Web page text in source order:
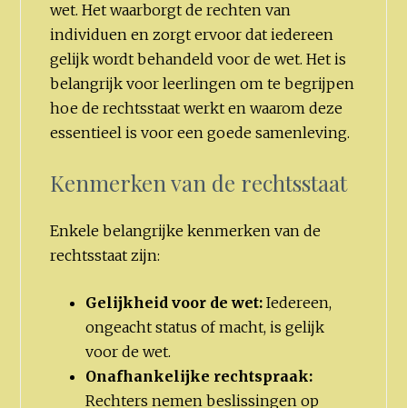
wet. Het waarborgt de rechten van
individuen en zorgt ervoor dat iedereen
gelijk wordt behandeld voor de wet. Het is
belangrijk voor leerlingen om te begrijpen
hoe de rechtsstaat werkt en waarom deze
essentieel is voor een goede samenleving.
Kenmerken van de rechtsstaat
Enkele belangrijke kenmerken van de
rechtsstaat zijn:
Gelijkheid voor de wet:Iedereen,
ongeacht status of macht, is gelijk
voor de wet.
Onafhankelijke rechtspraak:
Rechters nemen beslissingen op